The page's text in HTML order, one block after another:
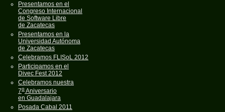
Presentamos en el
Congreso Internacional
de Software Libre
de Zacatecas
Presentamos en la
Universidad Autónoma
de Zacatecas
Celebramos FLISoL 2012
Participamos en el
Divec Fest 2012
Celebramos nuestra
7oAniversario
en Guadalajara
Posada Cabal 2011